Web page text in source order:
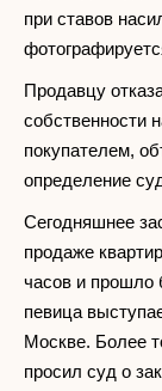
при ставов
Продавцу
собственности
покупателем,
определение
Сегодняшнее
продаже
часов и прошло
певица
Москве. Более
просил суд о